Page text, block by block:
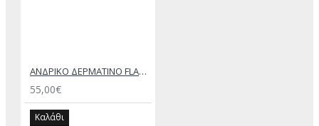
ΑΝΔΡΙΚΟ ΔΕΡΜΑΤΙΝΟ FLAT ΣΑΝΔΑΛΙ ΜΑΥΡΟ ΔΟΥΚΑΣ
55,00€
Καλάθι